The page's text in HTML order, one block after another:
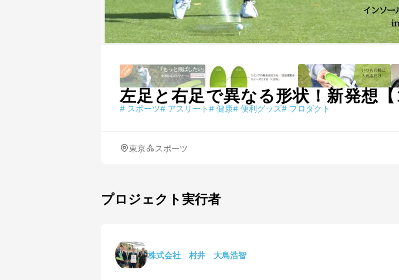
左足と右足で異なる形状！新発想【
# スポーツ# アスリート# 健康# 便利グッズ# プロダクト
東京 スポーツ
プロジェクト実行者
株式会社 村井 大島浩智